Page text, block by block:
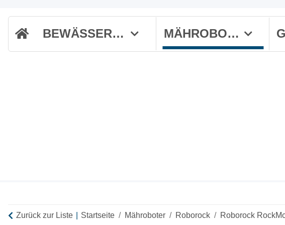
BEWÄSSERUNG MÄHROBOTER
Zurück zur Liste Startseite Mähroboter Roborock Roborock